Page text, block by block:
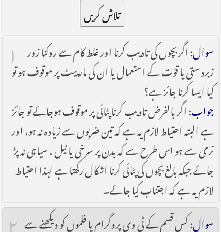
تلاش کریں
۱ سوال: اگر بچوں کی تادیب کرنا اور غلط کام سے روکنا زور
زبردستی یا قوّت کے استعمال یا ان کی مار پیٹ پر موقوف ہو تو
کیا ایسا کرنا جائز ہے؟
جواب: اگر بالفرض تادیب کرنا پٹائی پر موقوف ہوجائے تو جائز
ہے البتہ احتیاط لازم یہ ہے کہ تین ضربوں سے زیادہ نہ ہو، اور
نرمی سے ہو اس طرح سے کہ بدن پر سرخی یا نیل ، سیاہی نہ پڑ
جائے جبکہ بالغ بچوں کی پٹائی کرنا اشکال رکھتا ہے لہذا احتیاط
لازم یہ ہے کہ اجتناب کیا جائے۔
۲ سوال: کس قسم کے ٹی وی پروگرام یا فلموں کو دیکھنے سے